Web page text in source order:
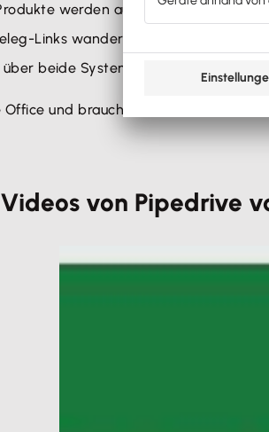
werden automatisch von
Links wandern zurück nach
beide Systeme hinweg (z. B.
und brauchst noch kein CRM?
von Pipedrive